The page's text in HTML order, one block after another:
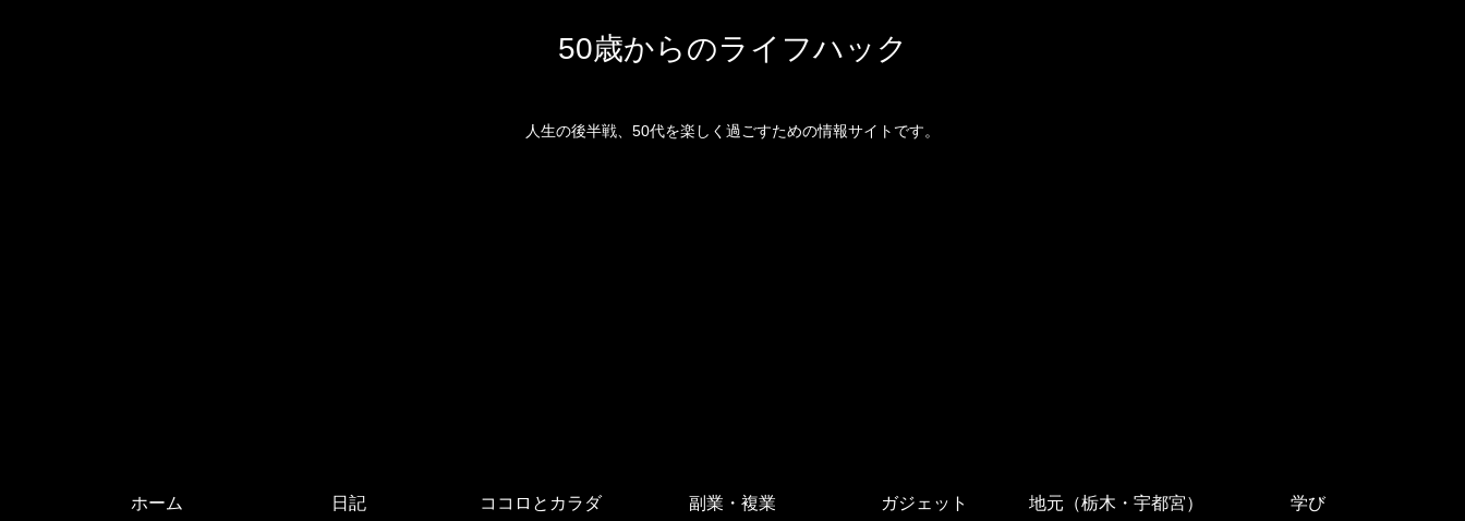
50歳からのライフハック
人生の後半戦、50代を楽しく過ごすための情報サイトです。
ホーム 日記 ココロとカラダ 副業・複業 ガジェット 地元（栃木・宇都宮） 学び